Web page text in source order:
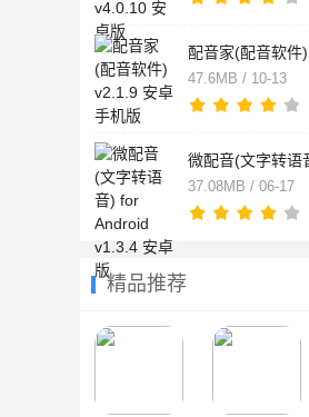
47.6MB / 10-13
37.08MB / 06-17
精品推荐